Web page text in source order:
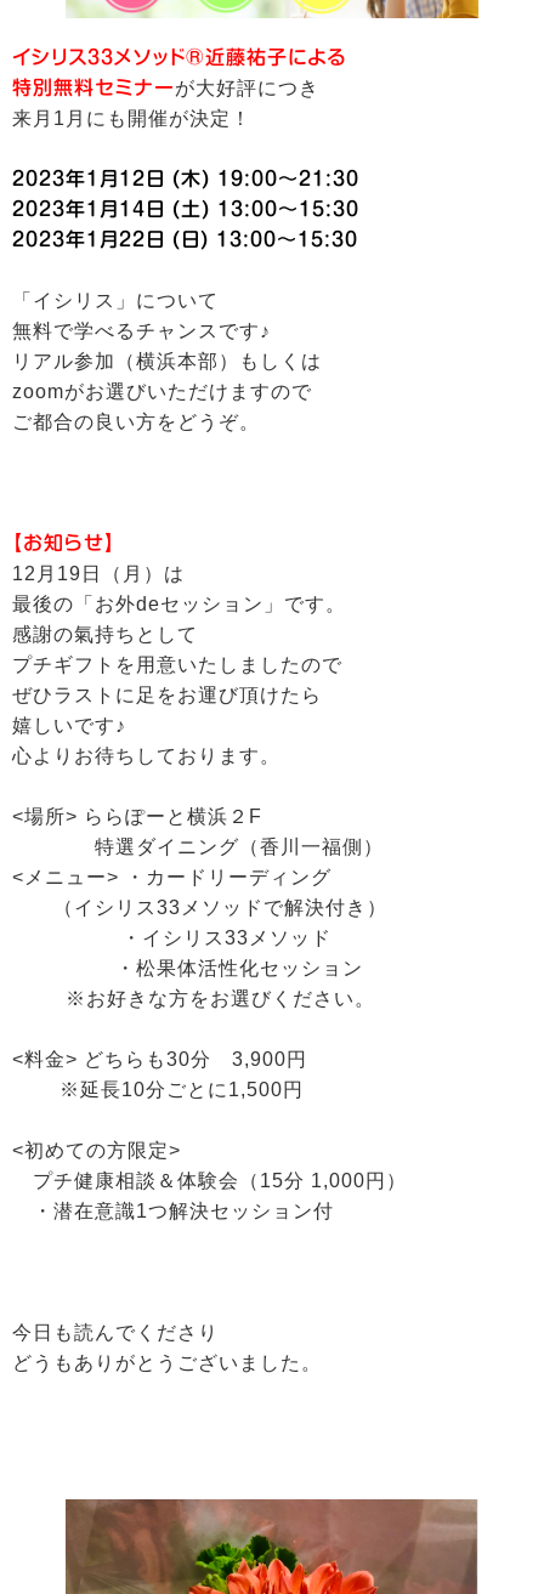
イシリス33メソッド®︎近藤祐子による
特別無料セミナーが大好評につき
来月1月にも開催が決定！
2023年1月12日 (木) 19:00～21:30
2023年1月14日 (土) 13:00～15:30
2023年1月22日 (日) 13:00～15:30
「イシリス」について
無料で学べるチャンスです♪
リアル参加（横浜本部）もしくは
zoomがお選びいただけますので
ご都合の良い方をどうぞ。
【お知らせ】
12月19日（月）は
最後の「お外deセッション」です。
感謝の氣持ちとして
プチギフトを用意いたしましたので
ぜひラストに足をお運び頂けたら
嬉しいです♪
心よりお待ちしております。
<場所> ららぽーと横浜２F
特選ダイニング（香川一福側）
<メニュー> ・カードリーディング
（イシリス33メソッドで解決付き）
・イシリス33メソッド
・松果体活性化セッション
※お好きな方をお選びください。
<料金> どちらも30分 3,900円
※延長10分ごとに1,500円
<初めての方限定>
プチ健康相談＆体験会（15分 1,000円）
・潜在意識1つ解決セッション付
今日も読んでくださり
どうもありがとうございました。